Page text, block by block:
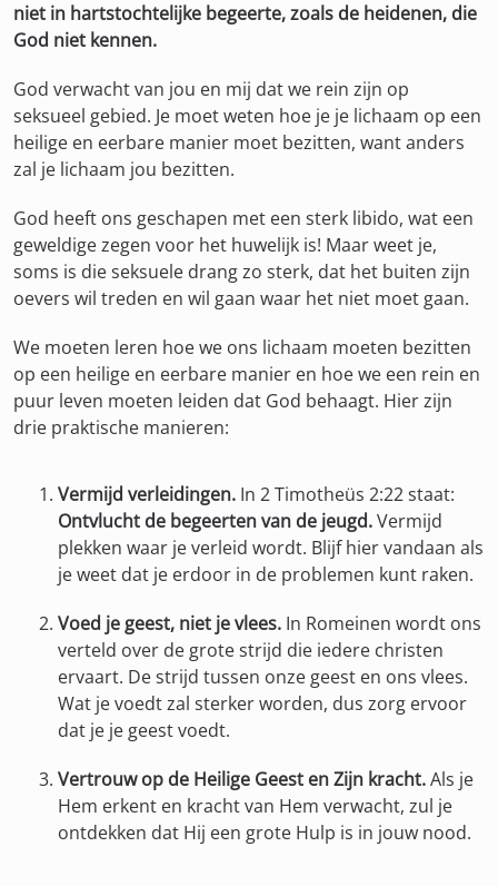
niet in hartstochtelijke begeerte, zoals de heidenen, die
God niet kennen.
God verwacht van jou en mij dat we rein zijn op
seksueel gebied. Je moet weten hoe je je lichaam op een
heilige en eerbare manier moet bezitten, want anders
zal je lichaam jou bezitten.
God heeft ons geschapen met een sterk libido, wat een
geweldige zegen voor het huwelijk is! Maar weet je,
soms is die seksuele drang zo sterk, dat het buiten zijn
oevers wil treden en wil gaan waar het niet moet gaan.
We moeten leren hoe we ons lichaam moeten bezitten
op een heilige en eerbare manier en hoe we een rein en
puur leven moeten leiden dat God behaagt. Hier zijn
drie praktische manieren:
Vermijd verleidingen. In 2 Timotheüs 2:22 staat:
Ontvlucht de begeerten van de jeugd.Vermijd
plekken waar je verleid wordt. Blijf hier vandaan als
je weet dat je erdoor in de problemen kunt raken.
Voed je geest, niet je vlees. In Romeinen wordt ons
verteld over de grote strijd die iedere christen
ervaart. De strijd tussen onze geest en ons vlees.
Wat je voedt zal sterker worden, dus zorg ervoor
dat je je geest voedt.
Vertrouw op de Heilige Geest en Zijn kracht.Als je
Hem erkent en kracht van Hem verwacht, zul je
ontdekken dat Hij een grote Hulp is in jouw nood.